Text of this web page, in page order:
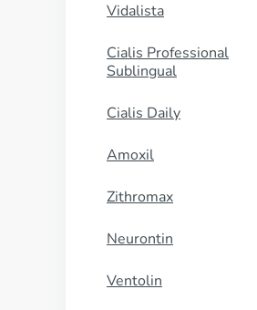
Vidalista
Cialis Professional
Sublingual
Cialis Daily
Amoxil
Zithromax
Neurontin
Ventolin